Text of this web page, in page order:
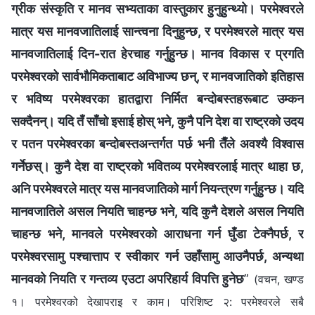
ग्रीक संस्कृति र मानव सभ्यताका वास्तुकार हुनुहुन्थ्यो। परमेश्‍वरले
मात्र यस मानवजातिलाई सान्त्वना दिनुहुन्छ, र परमेश्‍वरले मात्र यस
मानवजातिलाई दिन-रात हेरचाह गर्नुहुन्छ। मानव विकास र प्रगति
परमेश्‍वरको सार्वभौमिकताबाट अविभाज्य छन्, र मानवजातिको इतिहास
र भविष्य परमेश्‍वरका हातद्वारा निर्मित बन्दोबस्तहरूबाट उम्कन
सक्दैनन्। यदि तँ साँचो इसाई होस् भने, कुनै पनि देश वा राष्ट्रको उदय
र पतन परमेश्‍वरका बन्दोबस्तअन्तर्गत पर्छ भनी तैँले अवश्यै विश्‍वास
गर्नेछस्। कुनै देश वा राष्ट्रको भवितव्य परमेश्‍वरलाई मात्र थाहा छ,
अनि परमेश्‍वरले मात्र यस मानवजातिको मार्ग नियन्त्रण गर्नुहुन्छ। यदि
मानवजातिले असल नियति चाहन्छ भने, यदि कुनै देशले असल नियति
चाहन्छ भने, मानवले परमेश्‍वरको आराधना गर्न घुँडा टेक्‍नैपर्छ, र
परमेश्‍वरसामु पश्चात्ताप र स्वीकार गर्न उहाँसामु आउनैपर्छ, अन्यथा
मानवको नियति र गन्तव्य एउटा अपरिहार्य विपत्ति हुनेछ” (वचन, खण्ड
१। परमेश्‍वरको देखापराइ र काम। परिशिष्ट २: परमेश्‍वरले सबै